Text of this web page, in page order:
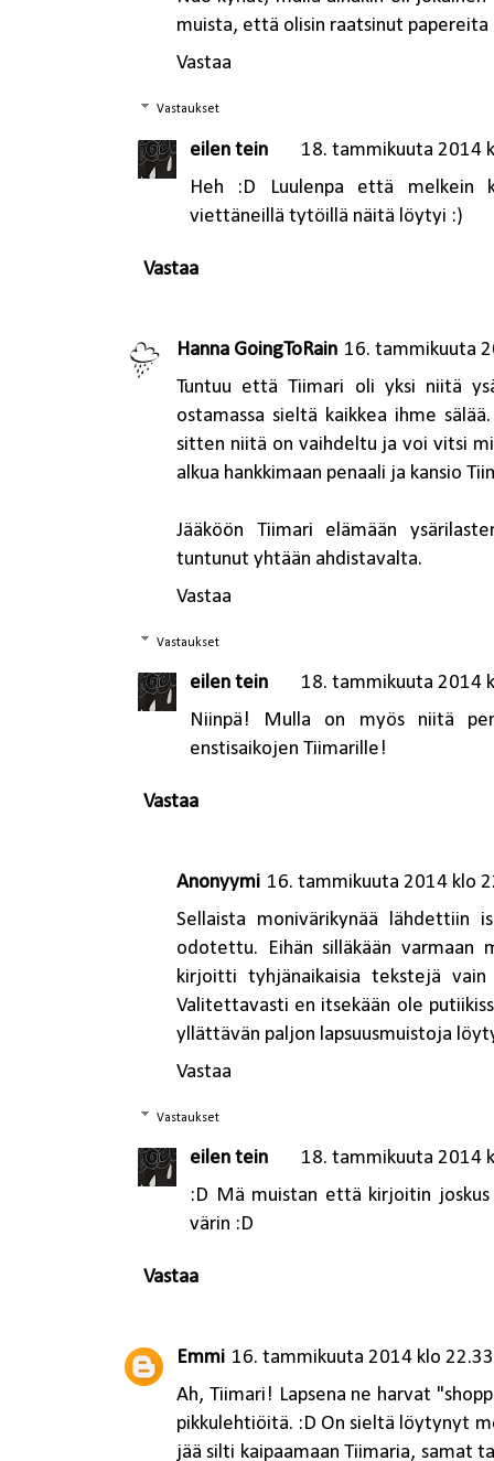
muista, että olisin raatsinut
Vastaa
Vastaukset
eilen tein
18. tammikuuta 2014
Heh :D Luulenpa että melkein
viettäneillä tytöillä näitä löytyi :)
Vastaa
Hanna GoingToRain 16. tammikuuta
Tuntuu että Tiimari oli yksi niitä
ostamassa sieltä kaikkea ihme
sitten niitä on vaihdeltu ja voi vitsi
alkua hankkimaan penaali ja kansio
Jääköön Tiimari elämään
tuntunut yhtään ahdistavalta.
Vastaa
Vastaukset
eilen tein
18. tammikuuta 2014
Niinpä! Mulla on myös niitä
enstisaikojen Tiimarille!
Vastaa
Anonyymi 16. tammikuuta 2014 klo
Sellaista monivärikynää lähdettiin
odotettu. Eihän silläkään
kirjoitti tyhjänaikaisia tekstejä
Valitettavasti en itsekään ole
yllättävän paljon lapsuusmuistoja
Vastaa
Vastaukset
eilen tein
18. tammikuuta 2014
:D Mä muistan että kirjoitin
värin :D
Vastaa
Emmi 16. tammikuuta 2014 klo 22.33
Ah, Tiimari! Lapsena ne harvat
pikkulehtiöitä. :D On sieltä löytynyt
jää silti kaipaamaan Tiimaria, samat